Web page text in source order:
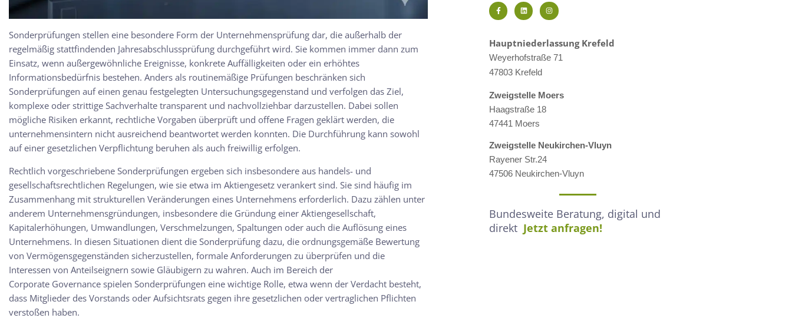
Sonderprüfungen stellen eine besondere Form der Unternehmensprüfung dar, die außerhalb der
regelmäßig stattfindenden Jahresabschlussprüfung durchgeführt wird. Sie kommen immer dann zum
Einsatz, wenn außergewöhnliche Ereignisse, konkrete Auffälligkeiten oder ein erhöhtes
Informationsbedürfnis bestehen. Anders als routinemäßige Prüfungen beschränken sich
Sonderprüfungen auf einen genau festgelegten Untersuchungsgegenstand und verfolgen das Ziel,
komplexe oder strittige Sachverhalte transparent und nachvollziehbar darzustellen. Dabei sollen
mögliche Risiken erkannt, rechtliche Vorgaben überprüft und offene Fragen geklärt werden, die
unternehmensintern nicht ausreichend beantwortet werden konnten. Die Durchführung kann sowohl
auf einer gesetzlichen Verpflichtung beruhen als auch freiwillig erfolgen.
Rechtlich vorgeschriebene Sonderprüfungen ergeben sich insbesondere aus handels- und
gesellschaftsrechtlichen Regelungen, wie sie etwa im Aktiengesetz verankert sind. Sie sind häufig im
Zusammenhang mit strukturellen Veränderungen eines Unternehmens erforderlich. Dazu zählen unter
anderem Unternehmensgründungen, insbesondere die Gründung einer Aktiengesellschaft,
Kapitalerhöhungen, Umwandlungen, Verschmelzungen, Spaltungen oder auch die Auflösung eines
Unternehmens. In diesen Situationen dient die Sonderprüfung dazu, die ordnungsgemäße Bewertung
von Vermögensgegenständen sicherzustellen, formale Anforderungen zu überprüfen und die
Interessen von Anteilseignern sowie Gläubigern zu wahren. Auch im Bereich der
Corporate Governance spielen Sonderprüfungen eine wichtige Rolle, etwa wenn der Verdacht besteht,
dass Mitglieder des Vorstands oder Aufsichtsrats gegen ihre gesetzlichen oder vertraglichen Pflichten
verstoßen haben.
Hauptniederlassung Krefeld
Weyerhofstraße 71
47803 Krefeld
Zweigstelle Moers
Haagstraße 18
47441 Moers
Zweigstelle Neukirchen-Vluyn
Rayener Str.24
47506 Neukirchen-Vluyn
Bundesweite Beratung, digital und
direkt Jetzt anfragen!